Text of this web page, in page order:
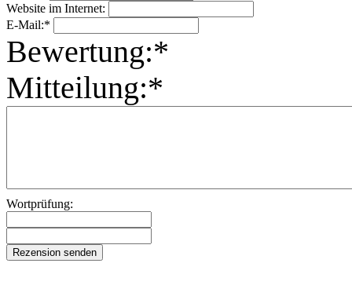
Website im Internet:
E-Mail:*
Bewertung:*
Mitteilung:*
Wortprüfung: